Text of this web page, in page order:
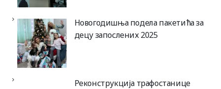
Новогодишња подела пакетића за
децу запослених 2025
Реконструкција трафостанице